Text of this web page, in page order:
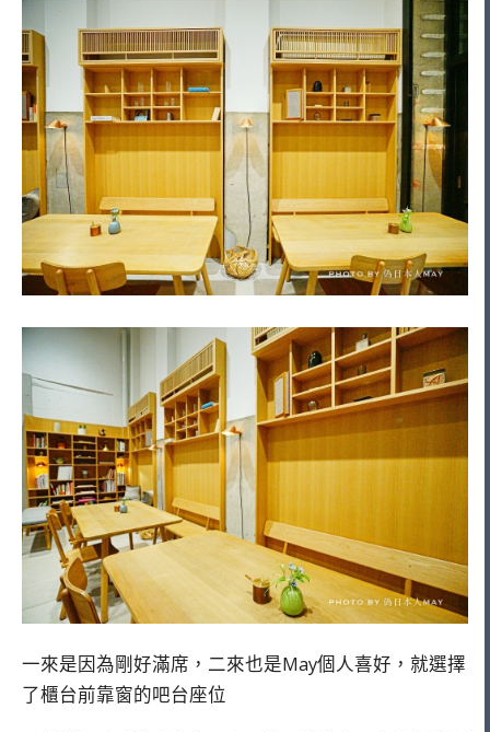
一來是因為剛好滿席，二來也是May個人喜好，就選擇
了櫃台前靠窗的吧台座位